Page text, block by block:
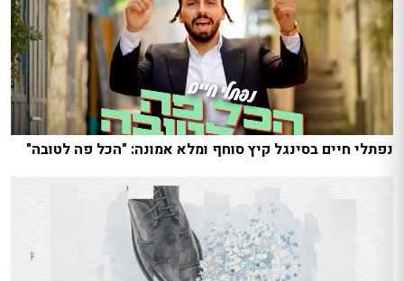
נפתלי חיים בסינגל קיץ סוחף ומלא אמונה: "הכל פה לטובה"